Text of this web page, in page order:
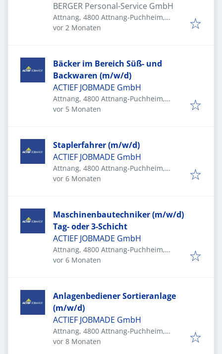
BERGER Personal-Service GmbH
Attnang, 4800 Attnang-Puchheim,
Österreich
Veröffentlicht:
vor 2 Monaten
Bäcker im Bereich Süß- und
Backwaren (m/w/d)
ACTIEF JOBMADE GmbH
Attnang, 4800 Attnang-Puchheim,
Österreich
Veröffentlicht:
vor 5 Monaten
Staplerfahrer (m/w/d)
ACTIEF JOBMADE GmbH
Attnang, 4800 Attnang-Puchheim,
Österreich
Veröffentlicht:
vor 6 Monaten
Maschinenbautechniker (m/w/d)
Tag- oder 3-Schicht
ACTIEF JOBMADE GmbH
Attnang, 4800 Attnang-Puchheim,
Österreich
Veröffentlicht:
vor 6 Monaten
Anlagenbediener Sortieranlage
(m/w/d)
ACTIEF JOBMADE GmbH
Attnang, 4800 Attnang-Puchheim,
Österreich
Veröffentlicht:
vor 8 Monaten